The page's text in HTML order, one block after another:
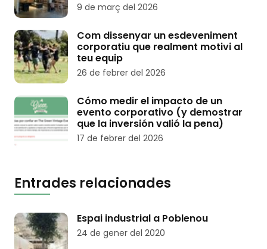
9 de març del 2026
Com dissenyar un esdeveniment
corporatiu que realment motivi al
teu equip
26 de febrer del 2026
Cómo medir el impacto de un
evento corporativo (y demostrar
que la inversión valió la pena)
17 de febrer del 2026
Entrades relacionades
Espai industrial a Poblenou
24 de gener del 2020